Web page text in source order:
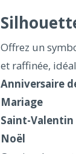
Offrez un
et raffinée,
Anniversaire
Mariage
Saint-Valentin
Noël